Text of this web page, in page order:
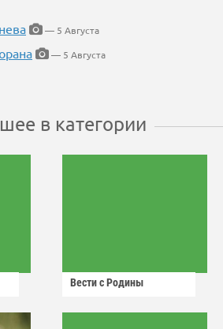
— 5 Августа
— 5 Августа
в категории
Вести с Родины